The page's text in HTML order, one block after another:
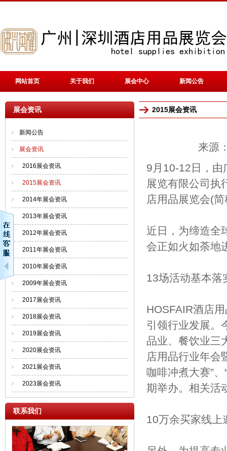
网站首页 关于我们 展会中心 新闻公告
展会资讯
新闻公告
展会资讯
2016展会资讯
2015展会资讯
2014年展会资讯
2013年展会资讯
2012年展会资讯
2011年展会资讯
2010年展会资讯
2009年展会资讯
2017展会资讯
2018展会资讯
2019展会资讯
2020展会资讯
2021展会资讯
2023展会资讯
联系我们
2015展会资讯
来源
9月10-12日，由
展览有限公司
店用品展览会(
近日，为缔造全
会正如火如荼地
13场活动基本落
HOSFAIR酒店
引领行业发展。
品业、餐饮业三
店用品行业年会
咖啡冲煮大赛”
期举办。相关活
10万余买家线上